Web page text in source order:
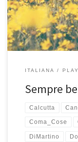
stesso, alcuni
ITALIANA
Sempre
Calcutta
Coma_Cose
DiMartino